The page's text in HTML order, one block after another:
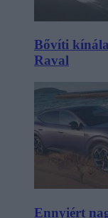
Bővíti
Raval
Ennyiért